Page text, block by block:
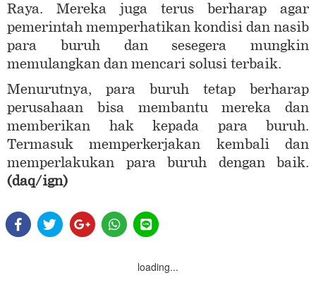
Raya. Mereka juga terus berharap agar
pemerintah memperhatikan kondisi dan nasib
para buruh dan sesegera mungkin
memulangkan dan mencari solusi terbaik.
Menurutnya, para buruh tetap berharap
perusahaan bisa membantu mereka dan
memberikan hak kepada para buruh.
Termasuk memperkerjakan kembali dan
memperlakukan para buruh dengan baik.
(daq/ign)
loading...